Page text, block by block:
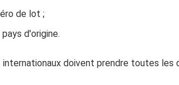
de lot ;
d'origine.
internationaux doivent prendre toutes les